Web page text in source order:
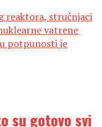
reaktora, stručnjaci
vatrene
potpunosti je
su gotovo svi